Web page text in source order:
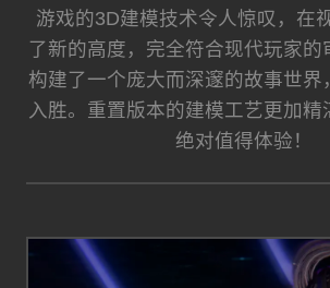
游戏的3D建模技术令人惊叹，在
了新的高度，完全符合现代玩家的
构建了一个庞大而深邃的故事世界
入胜。重置版本的建模工艺更加精
绝对值得体验！